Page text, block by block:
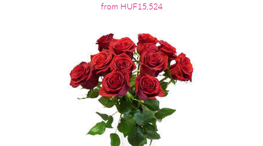
from HUF15,524